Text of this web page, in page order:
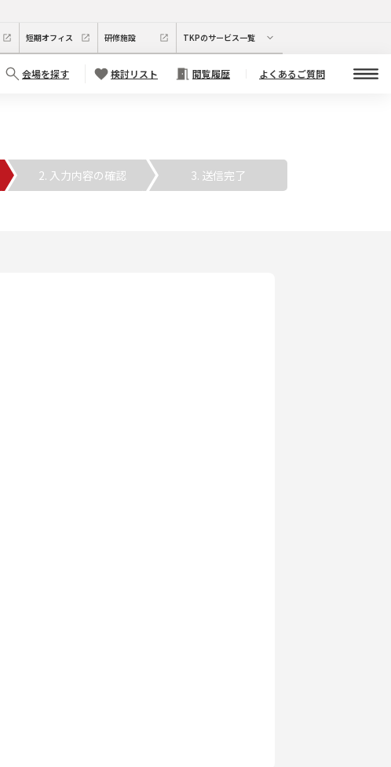
短期オフィス 研修施設 TKPのサービス一覧
会場を探す 検討リスト 閲覧履歴 よくあるご質問
2. 入力内容の確認 3. 送信完了